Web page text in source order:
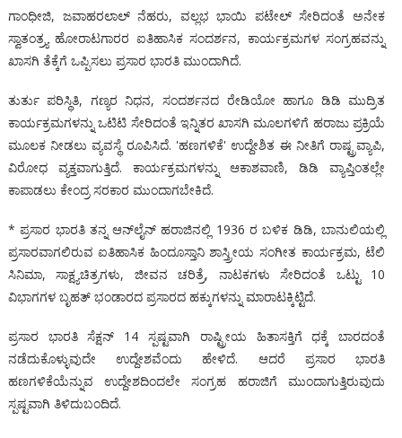
ಗಾಂಧೀಜಿ, ಜವಾಹರಲಾಲ್ ನೆಹರು, ವಲ್ಲಭ ಭಾಯಿ ಪಟೇಲ್ ಸೇರಿದಂತೆ ಅನೇಕ
ಸ್ವಾತಂತ್ರ್ಯ ಹೋರಾಟಗಾರರ ಐತಿಹಾಸಿಕ ಸಂದರ್ಶನ, ಕಾರ್ಯಕ್ರಮಗಳ ಸಂಗ್ರಹವನ್ನು
ಖಾಸಗಿ ತೆಕ್ಕೆಗೆ ಒಪ್ಪಿಸಲು ಪ್ರಸಾರ ಭಾರತಿ ಮುಂದಾಗಿದೆ.
ತುರ್ತು ಪರಿಸ್ಥಿತಿ, ಗಣ್ಯರ ನಿಧನ, ಸಂದರ್ಶನದ ರೇಡಿಯೋ ಹಾಗೂ ಡಿಡಿ ಮುದ್ರಿತ
ಕಾರ್ಯಕ್ರಮಗಳನ್ನು ಒಟಿಟಿ ಸೇರಿದಂತೆ ಇನ್ನಿತರ ಖಾಸಗಿ ಮೂಲಗಳಿಗೆ ಹರಾಜು ಪ್ರಕ್ರಿಯೆ
ಮೂಲಕ ನೀಡಲು ವ್ಯವಸ್ಥೆ ರೂಪಿಸಿದೆ. 'ಹಣಗಳಿಕೆ' ಉದ್ದೇಶಿತ ಈ ನೀತಿಗೆ ರಾಷ್ಟ್ರವ್ಯಾಪಿ,
ವಿರೋಧ ವ್ಯಕ್ತವಾಗುತ್ತಿದೆ. ಕಾರ್ಯಕ್ರಮಗಳನ್ನು ಆಕಾಶವಾಣಿ, ಡಿಡಿ ವ್ಯಾಪ್ತಿಂತಲ್ಲೇ
ಕಾಪಾಡಲು ಕೇಂದ್ರ ಸರಕಾರ ಮುಂದಾಗಬೇಕಿದೆ.
* ಪ್ರಸಾರ ಭಾರತಿ ತನ್ನ ಆನ್‌ಲೈನ್ ಹರಾಜಿನಲ್ಲಿ 1936 ರ ಬಳಿಕ ಡಿಡಿ, ಬಾನುಲಿಯಲ್ಲಿ
ಪ್ರಸಾರವಾಗಲಿರುವ ಐತಿಹಾಸಿಕ ಹಿಂದೂಸ್ತಾನಿ ಶಾಸ್ತ್ರೀಯ ಸಂಗೀತ ಕಾರ್ಯಕ್ರಮ, ಟೆಲಿ
ಸಿನಿಮಾ, ಸಾಕ್ಷ್ಯಚಿತ್ರಗಳು, ಜೀವನ ಚರಿತ್ರೆ, ನಾಟಕಗಳು ಸೇರಿದಂತೆ ಒಟ್ಟು 10
ವಿಭಾಗಗಳ ಬೃಹತ್ ಭಂಡಾರದ ಪ್ರಸಾರದ ಹಕ್ಕುಗಳನ್ನು ಮಾರಾಟಕ್ಕಿಟ್ಟಿದೆ.
ಪ್ರಸಾರ ಭಾರತಿ ಸೆಕ್ಷನ್ 14 ಸ್ಪಷ್ಟವಾಗಿ ರಾಷ್ಟ್ರೀಯ ಹಿತಾಸಕ್ತಿಗೆ ಧಕ್ಕೆ ಬಾರದಂತೆ
ನಡೆದುಕೊಳ್ಳುವುದೇ ಉದ್ದೇಶವೆಂದು ಹೇಳಿದೆ. ಆದರೆ ಪ್ರಸಾರ ಭಾರತಿ
ಹಣಗಳಿಕೆಯೆನ್ನುವ ಉದ್ದೇಶದಿಂದಲೇ ಸಂಗ್ರಹ ಹರಾಜಿಗೆ ಮುಂದಾಗುತ್ತಿರುವುದು
ಸ್ಪಷ್ಟವಾಗಿ ತಿಳಿದುಬಂದಿದೆ.